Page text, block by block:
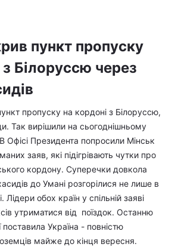
пункт пропуску
з Білоруссю через
пропуску на кордоні з Білоруссю,
Так вирішили на сьогоднішньому
Офісі Президента попросили Мінськ
заяв, які підігрівають чутки про
кордону. Суперечки довкола
до Умані розгорілися не лише в
Лідери обох країн у спільній заяві
утриматися від поїздок. Останню
поставила Україна - повністю
майже до кінця вересня.